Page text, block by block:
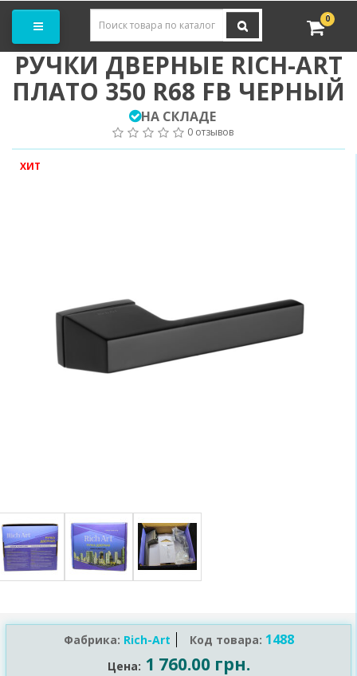
0
РУЧКИ ДВЕРНЫЕ RICH-ART
ПЛАТО 350 R68 FB ЧЕРНЫЙ
НА СКЛАДЕ
0 отзывов
ХИТ
Фабрика: Rich-Art Код товара: 1488
Цена: 1 760.00 грн.